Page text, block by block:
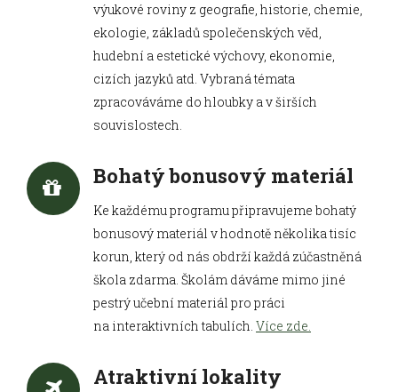
výukové roviny z geografie, historie, chemie,
ekologie, základů společenských věd,
hudební a estetické výchovy, ekonomie,
cizích jazyků atd. Vybraná témata
zpracováváme do hloubky a v širších
souvislostech.
Bohatý bonusový materiál
Ke každému programu připravujeme bohatý
bonusový materiál v hodnotě několika tisíc
korun, který od nás obdrží každá zúčastněná
škola zdarma. Školám dáváme mimo jiné
pestrý učební materiál pro práci
na interaktivních tabulích. Více zde.
Atraktivní lokality